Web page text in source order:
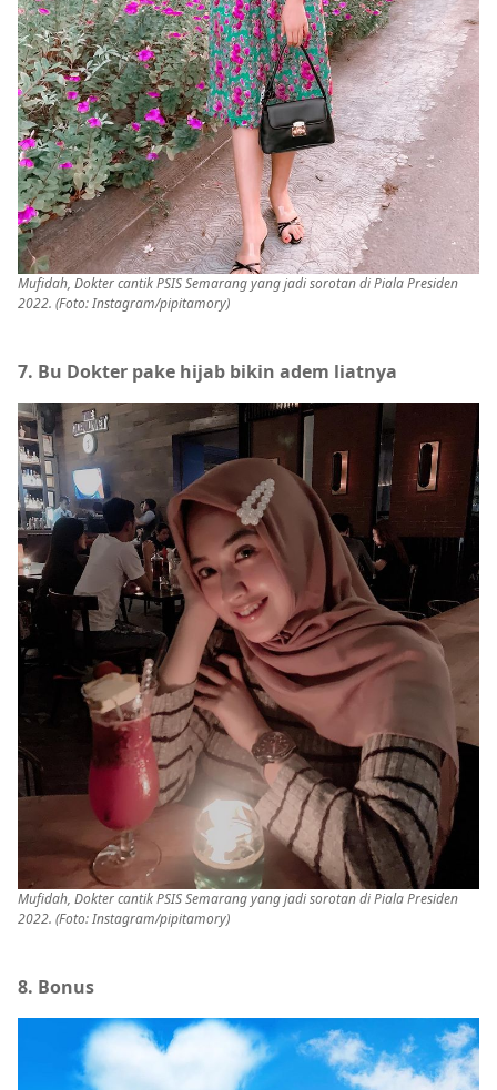
Mufidah, Dokter cantik PSIS Semarang yang jadi sorotan di Piala Presiden
2022. (Foto: Instagram/pipitamory)
7. Bu Dokter pake hijab bikin adem liatnya
Mufidah, Dokter cantik PSIS Semarang yang jadi sorotan di Piala Presiden
2022. (Foto: Instagram/pipitamory)
8. Bonus